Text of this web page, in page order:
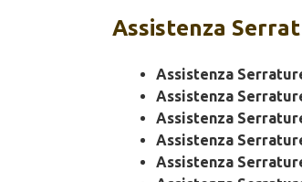
Assistenza
Assistenza
Assistenza
Assistenza
Assistenza
Assistenza